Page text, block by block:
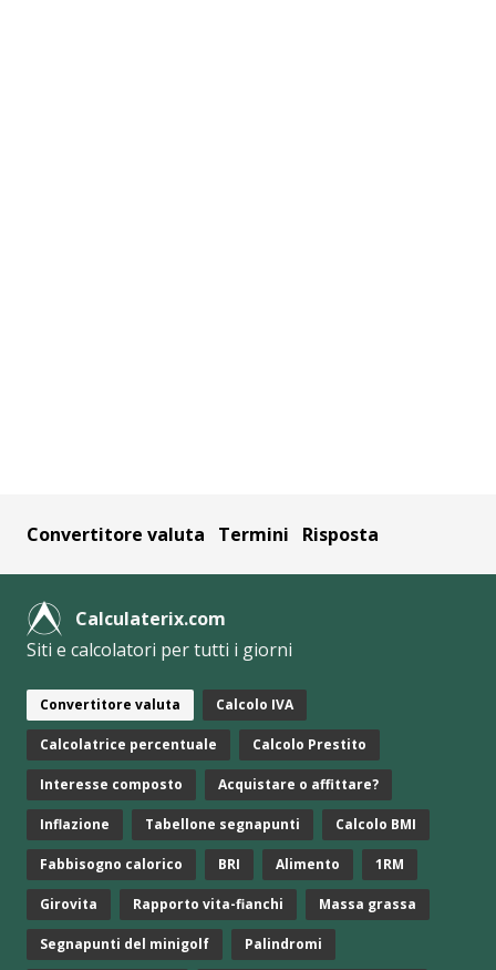
Convertitore valuta Termini Risposta
Calculaterix.com
Siti e calcolatori per tutti i giorni
Convertitore valuta Calcolo IVA
Calcolatrice percentuale Calcolo Prestito
Interesse composto Acquistare o affittare?
Inflazione Tabellone segnapunti Calcolo BMI
Fabbisogno calorico BRI Alimento 1RM
Girovita Rapporto vita-fianchi Massa grassa
Segnapunti del minigolf Palindromi